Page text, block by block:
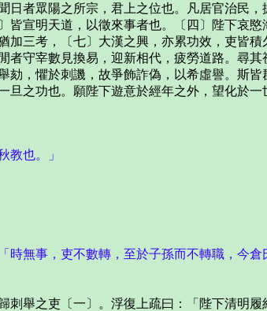
者眾陽之所宗，君上之位也。凡居官治民，
皆宣明天道，以徵來事者也。〔四〕陛下哀
三考，〔七〕大漢之興，亦累功效，吏皆積
守宰數見換易，迎新相代，疲勞道路。尋其
，懼於刺譏，故爭飾詐偽，以希虛譽。斯皆
之功也。願陛下遊意於經年之外，望化於
也。」
事，吏不數轉，至於子孫而不轉職，今倉
舉之吏〔一〕。浮復上疏曰：「陛下清明履